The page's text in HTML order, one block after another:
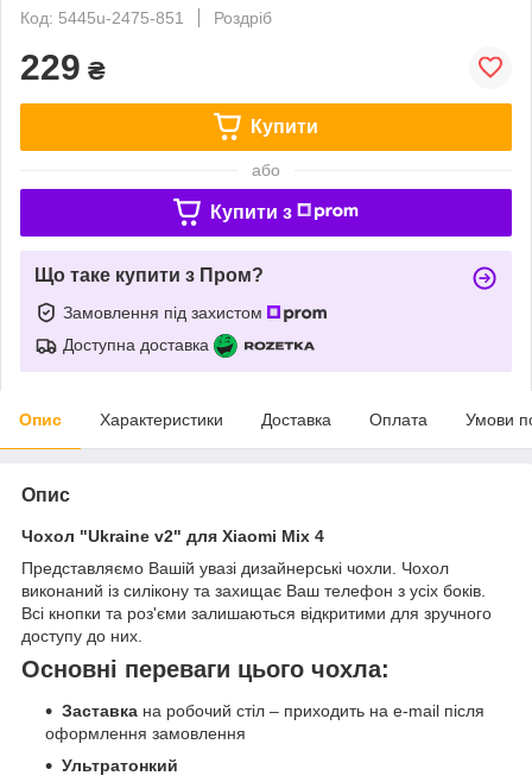
Код: 5445u-2475-851
Роздріб
229 ₴
Купити
або
Купити з
Що таке купити з Пром?
Замовлення під захистом
Доступна доставка
Опис Характеристики Доставка Оплата Умови
Опис
Чохол "Ukraine v2" для Xiaomi Mix 4
Представляємо Вашій увазі дизайнерські чохли. Чохол
виконаний із силікону та захищає Ваш телефон з усіх боків.
Всі кнопки та роз'єми залишаються відкритими для зручного
доступу до них.
Основні переваги цього чохла:
Заставка на робочий стіл – приходить на e-mail після
оформлення замовлення
Ультратонкий